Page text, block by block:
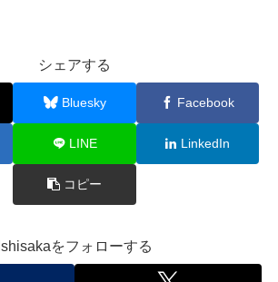
シェアする
Bluesky Facebook
LINE LinkedIn
コピー
Ishisakaをフォローする